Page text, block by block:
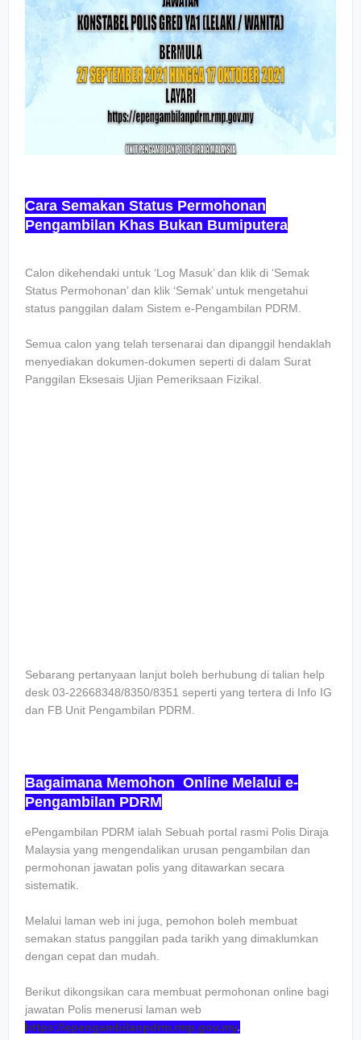
Cara Semakan Status Permohonan
Pengambilan Khas Bukan Bumiputera
Calon dikehendaki untuk ‘Log Masuk’ dan klik di ‘Semak
Status Permohonan’ dan klik ‘Semak’ untuk mengetahui
status panggilan dalam Sistem e-Pengambilan PDRM.
Semua calon yang telah tersenarai dan dipanggil hendaklah
menyediakan dokumen-dokumen seperti di dalam Surat
Panggilan Eksesais Ujian Pemeriksaan Fizikal.
Sebarang pertanyaan lanjut boleh berhubung di talian help
desk 03-22668348/8350/8351 seperti yang tertera di Info IG
dan FB Unit Pengambilan PDRM.
Bagaimana Memohon Online Melalui e-
Pengambilan PDRM
ePengambilan PDRM ialah Sebuah portal rasmi Polis Diraja
Malaysia yang mengendalikan urusan pengambilan dan
permohonan jawatan polis yang ditawarkan secara
sistematik.
Melalui laman web ini juga, pemohon boleh membuat
semakan status panggilan pada tarikh yang dimaklumkan
dengan cepat dan mudah.
Berikut dikongsikan cara membuat permohonan online bagi
jawatan Polis menerusi laman web
https://epengambilanpdrm.rmp.gov.my.